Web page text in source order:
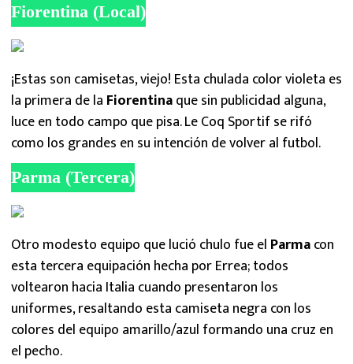
Fiorentina (Local)
¡Estas son camisetas, viejo! Esta chulada color violeta es
la primera de la Fiorentinaque sin publicidad alguna,
luce en todo campo que pisa. Le Coq Sportif se rifó
como los grandes en su intención de volver al futbol.
Parma (Tercera)
Otro modesto equipo que lució chulo fue el Parmacon
esta tercera equipación hecha por Errea; todos
voltearon hacia Italia cuando presentaron los
uniformes, resaltando esta camiseta negra con los
colores del equipo amarillo/azul formando una cruz en
el pecho.